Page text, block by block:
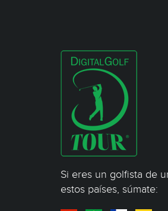
Si eres un golfista de
estos países, súmate: